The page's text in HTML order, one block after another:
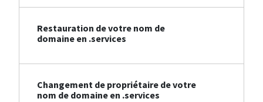
Restauration de votre nom de
domaine en .services
Changement de propriétaire de votre
nom de domaine en .services